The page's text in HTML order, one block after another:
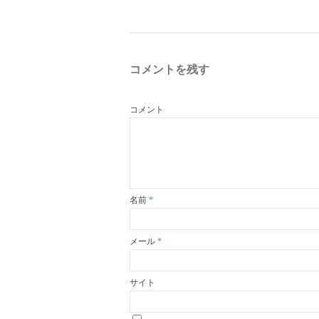
コメントを残す
コメント
名前 *
メール *
サイト